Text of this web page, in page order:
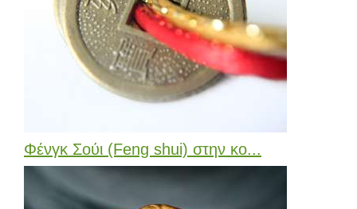
Φένγκ Σούι (Feng shui) στην κο...